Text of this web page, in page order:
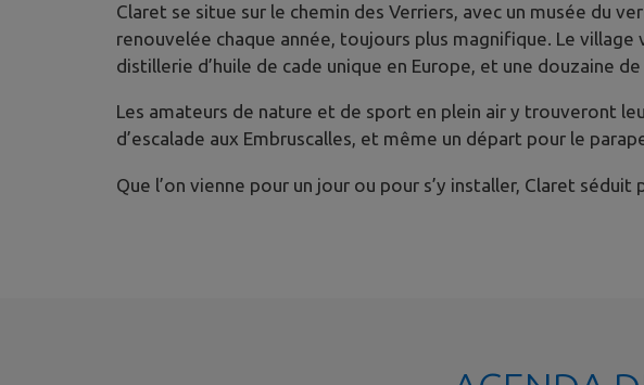
Claret se situe sur le chemin des Verriers, avec un musée du
renouvelée chaque année, toujours plus magnifique. Le
distillerie d’huile de cade unique en Europe, et une douzaine
Les amateurs de nature et de sport en plein air y trouveront
d’escalade aux Embruscalles, et même un départ pour le
Que l’on vienne pour un jour ou pour s’y installer, Claret